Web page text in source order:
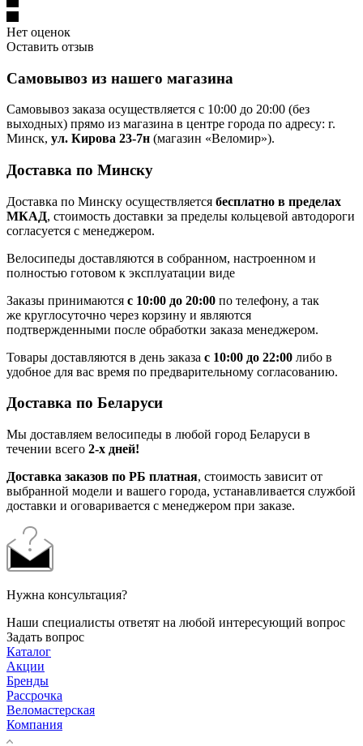
Нет оценок
Оставить отзыв
Самовывоз из нашего магазина
Самовывоз заказа осуществляется с 10:00 до 20:00 (без
выходных) прямо из магазина в центре города по адресу: г.
Минск, ул. Кирова 23-7н (магазин «Веломир»).
Доставка по Минску
Доставка по Минску осуществляется бесплатно в пределах
МКАД, стоимость доставки за пределы кольцевой автодороги
согласуется с менеджером.
Велосипеды доставляются в собранном, настроенном и
полностью готовом к эксплуатации виде
Заказы принимаются с 10:00 до 20:00 по телефону, а так
же круглосуточно через корзину и являются
подтвержденными после обработки заказа менеджером.
Товары доставляются в день заказа с 10:00 до 22:00 либо в
удобное для вас время по предварительному согласованию.
Доставка по Беларуси
Мы доставляем велосипеды в любой город Беларуси в
течении всего 2-х дней!
Доставка заказов по РБ платная, стоимость зависит от
выбранной модели и вашего города, устанавливается службой
доставки и оговаривается с менеджером при заказе.
Нужна консультация?
Наши специалисты ответят на любой интересующий вопрос
Задать вопрос
Каталог
Акции
Бренды
Рассрочка
Веломастерская
Компания